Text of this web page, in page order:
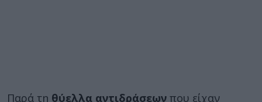
Παρά τη θύελλα αντιδράσεων που είχαν